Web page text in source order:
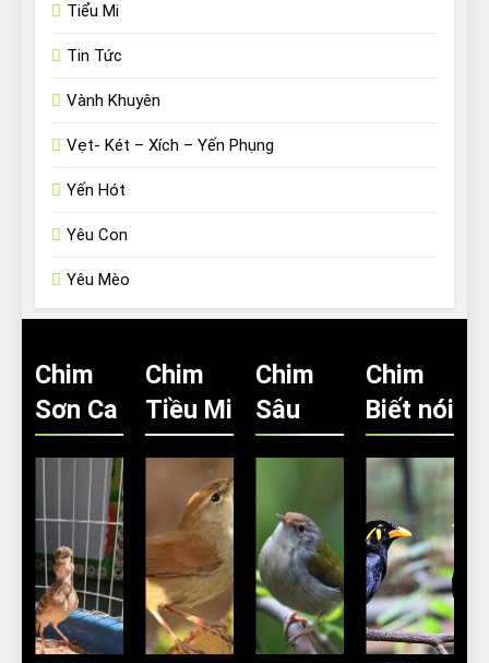
Tiểu Mi
Tin Tức
Vành Khuyên
Vẹt- Két – Xích – Yến Phụng
Yến Hót
Yêu Con
Yêu Mèo
Chim
Sơn Ca
Chim
Tiều Mi
Chim
Sâu
Chim
Biết nói